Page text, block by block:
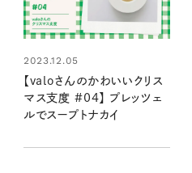
2023.12.05
【valoさんのかわいいクリス
マス支度 #04】 プレッツェ
ルでスープトナカイ